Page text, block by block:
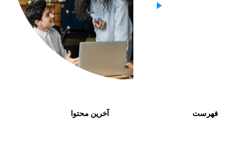
فهرست آخرین محتوا